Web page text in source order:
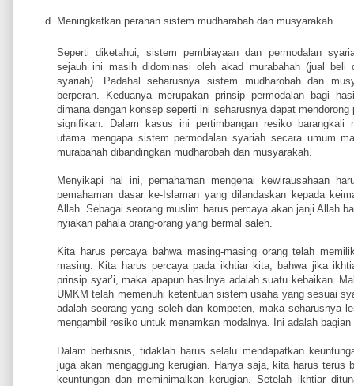
Meningkatkan peranan sistem mudharabah dan musyarakah
Seperti diketahui, sistem pembiayaan dan permodalan
sejauh ini masih didominasi oleh akad murabahah (jual beli
syariah). Padahal seharusnya sistem mudharobah dan
berperan. Keduanya merupakan prinsip permodalan bagi
dimana dengan konsep seperti ini seharusnya dapat
signifikan. Dalam kasus ini pertimbangan resiko barangkali
utama mengapa sistem permodalan syariah secara umum
murabahah dibandingkan mudharobah dan musyarakah.
Menyikapi hal ini, pemahaman mengenai kewirausahaan
pemahaman dasar ke-Islaman yang dilandaskan kepada
Allah. Sebagai seorang muslim harus percaya akan janji Allah
nyiakan pahala orang-orang yang bermal saleh.
Kita harus percaya bahwa masing-masing orang telah
masing. Kita harus percaya pada ikhtiar kita, bahwa jika
prinsip syar’i, maka apapun hasilnya adalah suatu kebaikan.
UMKM telah memenuhi ketentuan sistem usaha yang sesuai
adalah seorang yang soleh dan kompeten, maka seharusnya
mengambil resiko untuk menamkan modalnya. Ini adalah
Dalam berbisnis, tidaklah harus selalu mendapatkan
juga akan mengaggung kerugian. Hanya saja, kita harus terus
keuntungan dan meminimalkan kerugian. Setelah ikhtiar